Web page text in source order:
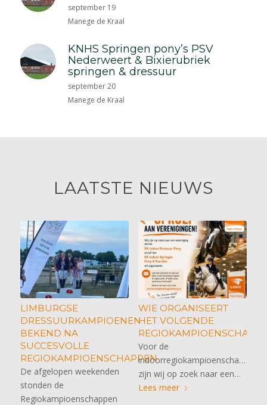
september 19
Manege de Kraal
KNHS Springen pony’s PSV
Nederweert & Bixierubriek
springen & dressuur
september 20
Manege de Kraal
LAATSTE NIEUWS
LIMBURGSE
DRESSUURKAMPIOENEN
BEKEND NA
SUCCESVOLLE
REGIOKAMPIOENSCHAPPEN
De afgelopen weekenden
stonden de
Regiokampioenschappen
WIE ORGANISEERT
HET VOLGENDE
REGIOKAMPIOENSCHAP?
Voor de
indoorregiokampioenschappen
zijn wij op zoek naar een…
Lees meer